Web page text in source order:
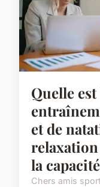
Quelle
et de
la
Chers amis